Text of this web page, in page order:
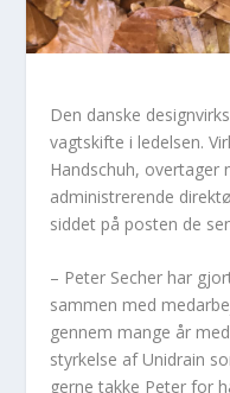
Den danske
vagtskifte i ledelsen.
Handschuh, overtager
administrerende
siddet på posten de
– Peter Secher har
sammen med
gennem mange år
styrkelse af Unidrain
gerne takke Peter for